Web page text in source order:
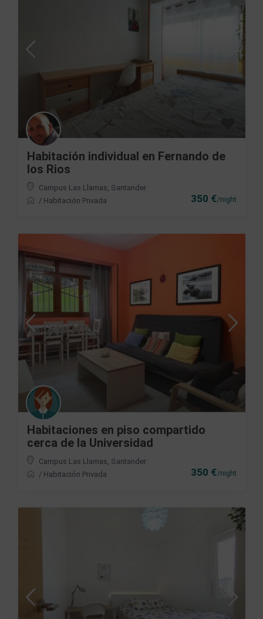
350 €/night
Habitación individual en Fernando de
los Rios
Campus Las Llamas Santander
/ Habitación Privada
350 €/night
Habitaciones en piso compartido
cerca de la Universidad
Campus Las Llamas, Santander
/ Habitación Privada